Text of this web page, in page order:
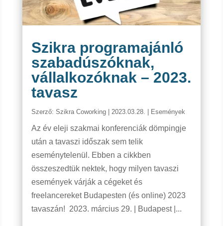
Szikra programajánló
szabadúszóknak,
vállalkozóknak – 2023.
tavasz
Szerző: Szikra Coworking| 2023.03.28. Események
Az év eleji szakmai konferenciák dömpingje
után a tavaszi időszak sem telik
eseménytelenül. Ebben a cikkben
összeszedtük nektek, hogy milyen tavaszi
események várják a cégeket és
freelancereket Budapesten (és online) 2023
tavaszán! 2023. március 29. | Budapest |...